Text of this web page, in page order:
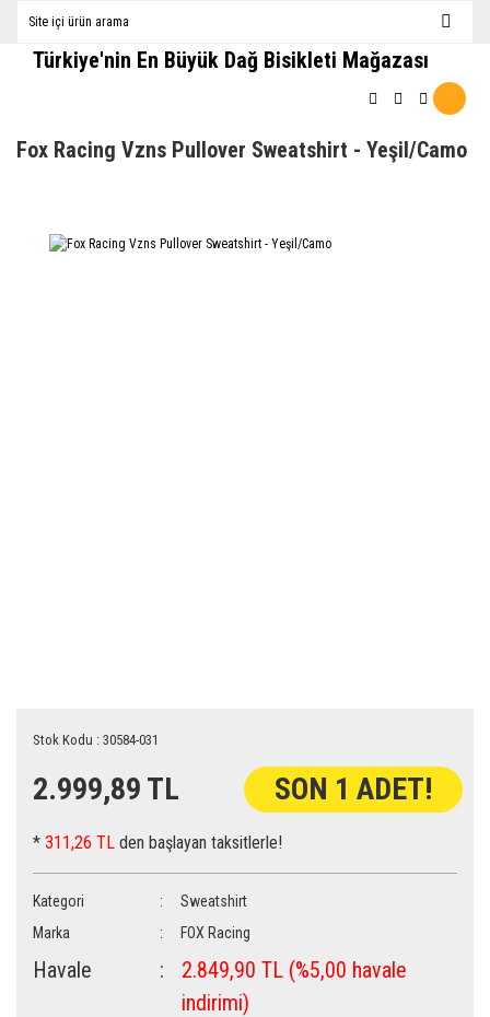
Türkiye'nin En Büyük Dağ Bisikleti Mağazası
Fox Racing Vzns Pullover Sweatshirt - Yeşil/Camo
Stok Kodu : 30584-031
2.999,89 TL SON 1 ADET!
* 311,26 TL den başlayan taksitlerle!
Kategori
Sweatshirt
Marka
FOX Racing
Havale
2.849,90 TL (%5,00 havale
indirimi)